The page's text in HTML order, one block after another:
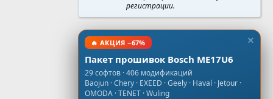
регистрации.
🔥 АКЦИЯ −67%
Пакет прошивок Bosch ME17U6
29 софтов · 406 модификаций
Baojun · Chery · EXEED · Geely · Haval · Jetour ·
OMODA · TENET · Wuling